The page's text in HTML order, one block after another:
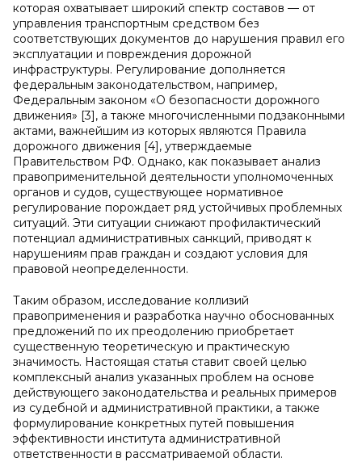
которая охватывает широкий спектр составов — от
управления транспортным средством без
соответствующих документов до нарушения правил его
эксплуатации и повреждения дорожной
инфраструктуры. Регулирование дополняется
федеральным законодательством, например,
Федеральным законом «О безопасности дорожного
движения» [3], а также многочисленными подзаконными
актами, важнейшим из которых являются Правила
дорожного движения [4], утверждаемые
Правительством РФ. Однако, как показывает анализ
правоприменительной деятельности уполномоченных
органов и судов, существующее нормативное
регулирование порождает ряд устойчивых проблемных
ситуаций. Эти ситуации снижают профилактический
потенциал административных санкций, приводят к
нарушениям прав граждан и создают условия для
правовой неопределенности.
Таким образом, исследование коллизий
правоприменения и разработка научно обоснованных
предложений по их преодолению приобретает
существенную теоретическую и практическую
значимость. Настоящая статья ставит своей целью
комплексный анализ указанных проблем на основе
действующего законодательства и реальных примеров
из судебной и административной практики, а также
формулирование конкретных путей повышения
эффективности института административной
ответственности в рассматриваемой области.